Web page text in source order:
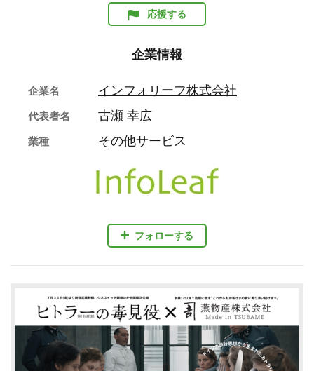
応援する
企業情報
フォローする
企業名 インフォリーフ株式会社
代表者名 古瀬 幸広
業種 その他サービス